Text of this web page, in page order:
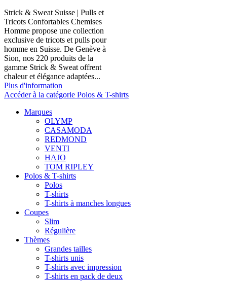
Strick & Sweat Suisse | Pulls et
Tricots Confortables Chemises
Homme propose une collection
exclusive de tricots et pulls pour
homme en Suisse. De Genève à
Sion, nos 220 produits de la
gamme Strick & Sweat offrent
chaleur et élégance adaptées...
Plus d'information
Accéder à la catégorie Polos & T-shirts
Marques
OLYMP
CASAMODA
REDMOND
VENTI
HAJO
TOM RIPLEY
Polos & T-shirts
Polos
T-shirts
T-shirts à manches longues
Coupes
Slim
Régulière
Thèmes
Grandes tailles
T-shirts unis
T-shirts avec impression
T-shirts en pack de deux